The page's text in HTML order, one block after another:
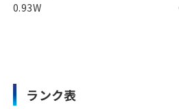
0.93W
ランク表